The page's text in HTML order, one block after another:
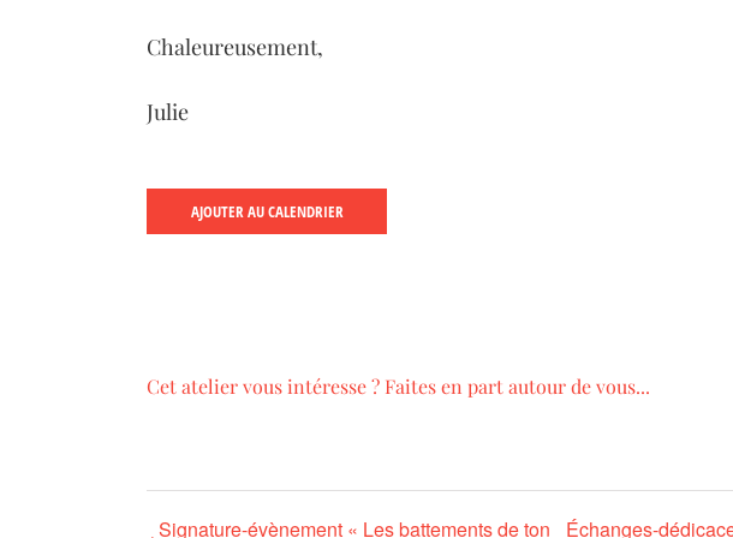
Chaleureusement,
Julie
AJOUTER AU CALENDRIER
Cet atelier vous intéresse ? Faites en part autour de vous...
Signature-évènement « Les battements de ton Échanges-